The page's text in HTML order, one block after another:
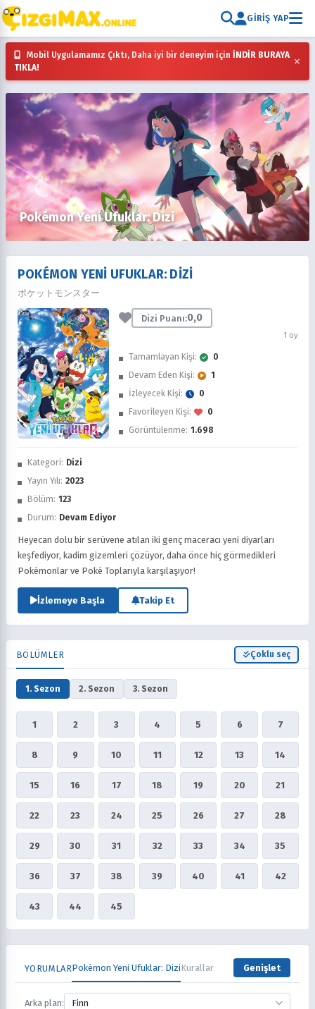
GIRIŞ YAP
Mobil Uygulamamız Çıktı, Daha iyi bir deneyim için İNDİR BURAYA
TIKLA!
×
Pokémon Yeni Ufuklar: Dizi
İzledim
Favorilere Ekle
Sonra İzle
POKÉMON YENI UFUKLAR: DIZI
ポケットモンスター
Dizi Puanı:0,0
1 oy
Kategori: Dizi
Yayın Yılı: 2023
Bölüm: 123
Durum: Devam Ediyor
Tamamlayan Kişi:
0
Devam Eden Kişi:
1
İzleyecek Kişi:
0
Favorileyen Kişi:
0
Görüntülenme: 1.698
Heyecan dolu bir serüvene atılan iki genç maceracı yeni diyarları
keşfediyor, kadim gizemleri çözüyor, daha önce hiç görmedikleri
Pokémonlar ve Poké Toplarıyla karşılaşıyor!
İzlemeye Başla Takip Et
BÖLÜMLER Çoklu seç
1. Sezon 2. Sezon 3. Sezon
1 2 3 4 5 6 7
8 9 10 11 12 13 14
15 16 17 18 19 20 21
22 23 24 25 26 27 28
29 30 31 32 33 34 35
36 37 38 39 40 41 42
43 44 45
YORUMLARPokémon Yeni Ufuklar: DiziKurallar Genişlet
Arka plan: Finn